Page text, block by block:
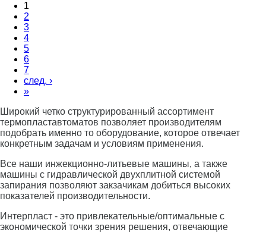
1
2
3
4
5
6
7
след. ›
»
Широкий четко структурированный ассортимент
термопластавтоматов позволяет производителям
подобрать именно то оборудование, которое отвечает
конкретным задачам и условиям применения.
Все наши инжекционно-литьевые машины, а также
машины с гидравлической двухплитной системой
запирания позволяют закзачикам добиться высоких
показателей производительности.
Интерпласт - это привлекательные/оптимальные с
экономической точки зрения решения, отвечающие